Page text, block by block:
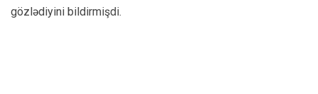
gözlədiyini bildirmişdi.